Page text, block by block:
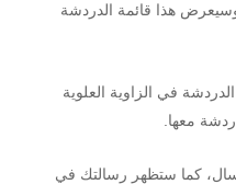
هذا قائمة الدردشة
في الزاوية العلوية
معها.
كما ستظهر رسالتك في